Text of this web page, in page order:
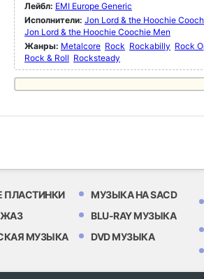
Лейбл: EMI Europe Generic
Исполнители: Jon Lord & the Hoochie
Jon Lord & the Hoochie Coochie Men
Жанры: Metalcore Rock Rockabilly Rock
Rock & Roll Rocksteady
ПЛАСТИНКИ
МУЗЫКА
МУЗЫКА НА SACD
BLU-RAY МУЗЫКА
DVD МУЗЫКА